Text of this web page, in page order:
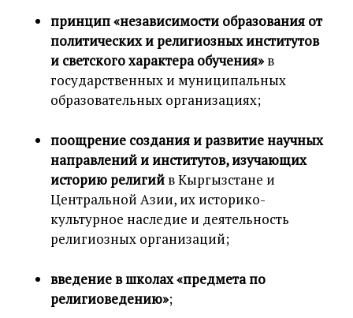
принцип «независимости образования от
политических и религиозных институтов
и светского характера обучения»в
государственных и муниципальных
образовательных организациях;
поощрение создания и развитие научных
направлений и институтов, изучающих
историю религий в Кыргызстане и
Центральной Азии, их историко-
культурное наследие и деятельность
религиозных организаций;
введение в школах «предмета по
религиоведению»;